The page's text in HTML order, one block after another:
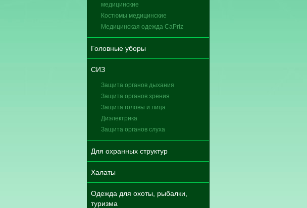
медицинские
Костюмы медицинские
Медицинская одежда CaPriz
Головные уборы
СИЗ
Защита органов дыхания
Защита органов зрения
Защита головы и лица
Диэлектрика
Защита органов слуха
Для охранных структур
Халаты
Одежда для охоты, рыбалки,
туризма